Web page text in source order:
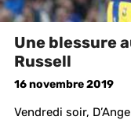
Une blessure
Russell
16 novembre 2019
Vendredi soir,